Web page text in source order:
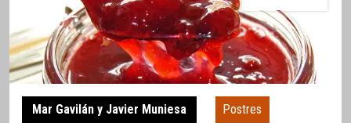
Mar Gavilán y Javier Muniesa Postres